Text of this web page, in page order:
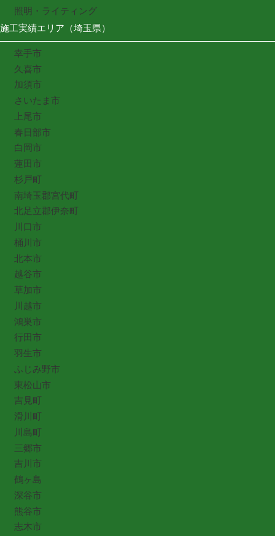
照明・ライティング
施工実績エリア（埼玉県）
幸手市
久喜市
加須市
さいたま市
上尾市
春日部市
白岡市
蓮田市
杉戸町
南埼玉郡宮代町
北足立郡伊奈町
川口市
桶川市
北本市
越谷市
草加市
川越市
鴻巣市
行田市
羽生市
ふじみ野市
東松山市
吉見町
滑川町
川島町
三郷市
吉川市
鶴ヶ島
深谷市
熊谷市
志木市